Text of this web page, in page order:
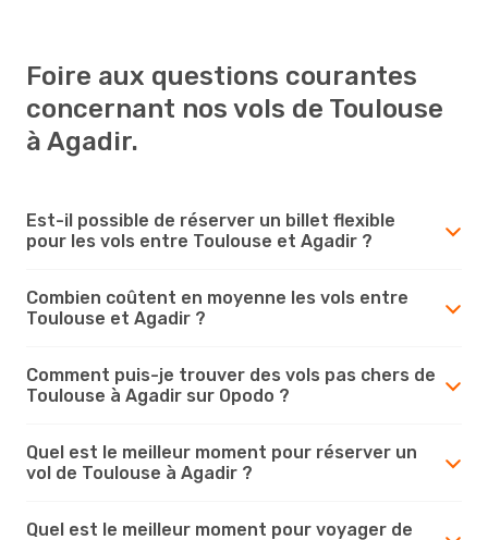
Foire aux questions courantes
concernant nos vols de Toulouse
à Agadir.
Est-il possible de réserver un billet flexible
pour les vols entre Toulouse et Agadir ?
Combien coûtent en moyenne les vols entre
Toulouse et Agadir ?
Comment puis-je trouver des vols pas chers de
Toulouse à Agadir sur Opodo ?
Quel est le meilleur moment pour réserver un
vol de Toulouse à Agadir ?
Quel est le meilleur moment pour voyager de